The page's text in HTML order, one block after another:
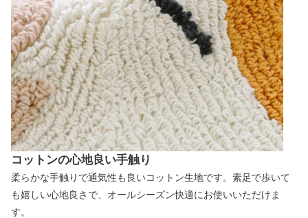
コットンの心地良い手触り
柔らかな手触りで通気性も良いコットン生地です。素足で歩いて
も嬉しい心地良さで、オールシーズン快適にお使いいただけま
す。